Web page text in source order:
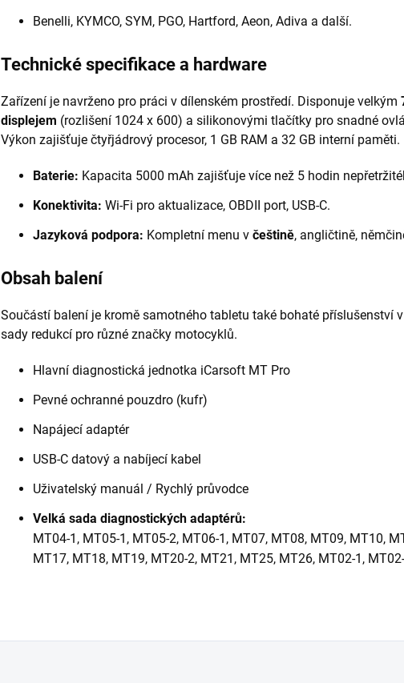
Benelli, KYMCO, SYM, PGO, Hartford, Aeon, Adiva a další.
Technické specifikace a hardware
Zařízení je navrženo pro práci v dílenském prostředí. Disponuje velkým
displejem (rozlišení 1024 x 600) a silikonovými tlačítky pro snadné
Výkon zajišťuje čtyřjádrový procesor, 1 GB RAM a 32 GB interní paměti.
Baterie: Kapacita 5000 mAh zajišťuje více než 5 hodin
Konektivita: Wi-Fi pro aktualizace, OBDII port, USB-C.
Jazyková podpora: Kompletní menu v češtině, angličtině,
Obsah balení
Součástí balení je kromě samotného tabletu také bohaté příslušenství
sady redukcí pro různé značky motocyklů.
Hlavní diagnostická jednotka iCarsoft MT Pro
Pevné ochranné pouzdro (kufr)
Napájecí adaptér
USB-C datový a nabíjecí kabel
Uživatelský manuál / Rychlý průvodce
Velká sada diagnostických adaptérů:
MT04-1, MT05-1, MT05-2, MT06-1, MT07, MT08, MT09, MT10,
MT17, MT18, MT19, MT20-2, MT21, MT25, MT26, MT02-1,